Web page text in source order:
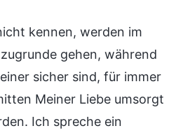
kennen, werden im
gehen, während
sicher sind, für immer
Meiner Liebe umsorgt
Ich spreche ein